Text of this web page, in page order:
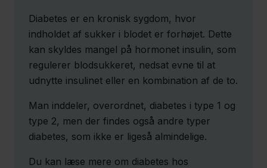
Slidgigt
(Artrose)
Patienthåndbogen
Fagfolk
Nyheder
Diabetes er en kronisk sygdom, hvor
indholdet af sukker­ i blodet er forhøjet. Dette
kan skyldes mangel på hormonet insulin, som
regulerer blodsukkeret, nedsat evne til at
udnytte insulinet eller en kombination af de to.
Man inddeler, overordnet, diabetes i type 1 og
type 2, men der findes også andre typer
diabetes, som ikke er ligeså almindelige.
Du kan læse mere om diabetes hos